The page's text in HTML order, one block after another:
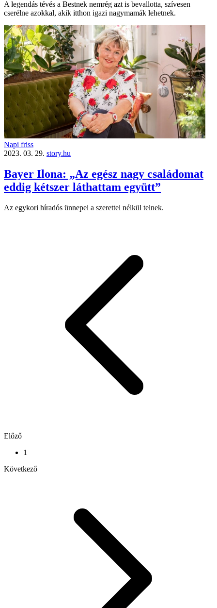
A legendás tévés a Bestnek nemrég azt is bevallotta, szívesen
cserélne azokkal, akik itthon igazi nagymamák lehetnek.
Napi friss
2023. 03. 29. story.hu
Bayer Ilona: „Az egész nagy családomat
eddig kétszer láthattam együtt”
Az egykori híradós ünnepei a szerettei nélkül telnek.
Előző
1
Következő